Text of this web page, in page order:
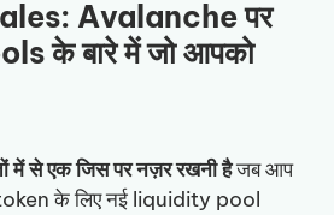
Avalanche पर
के बारे में जो आपको
से एक जिस पर नज़र रखनी हैजब आप
के लिए नई liquidity pool